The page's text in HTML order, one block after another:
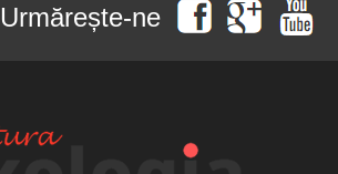
Urmărește-ne